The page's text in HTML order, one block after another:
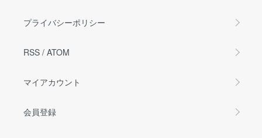
プライバシーポリシー
RSS / ATOM
マイアカウント
会員登録